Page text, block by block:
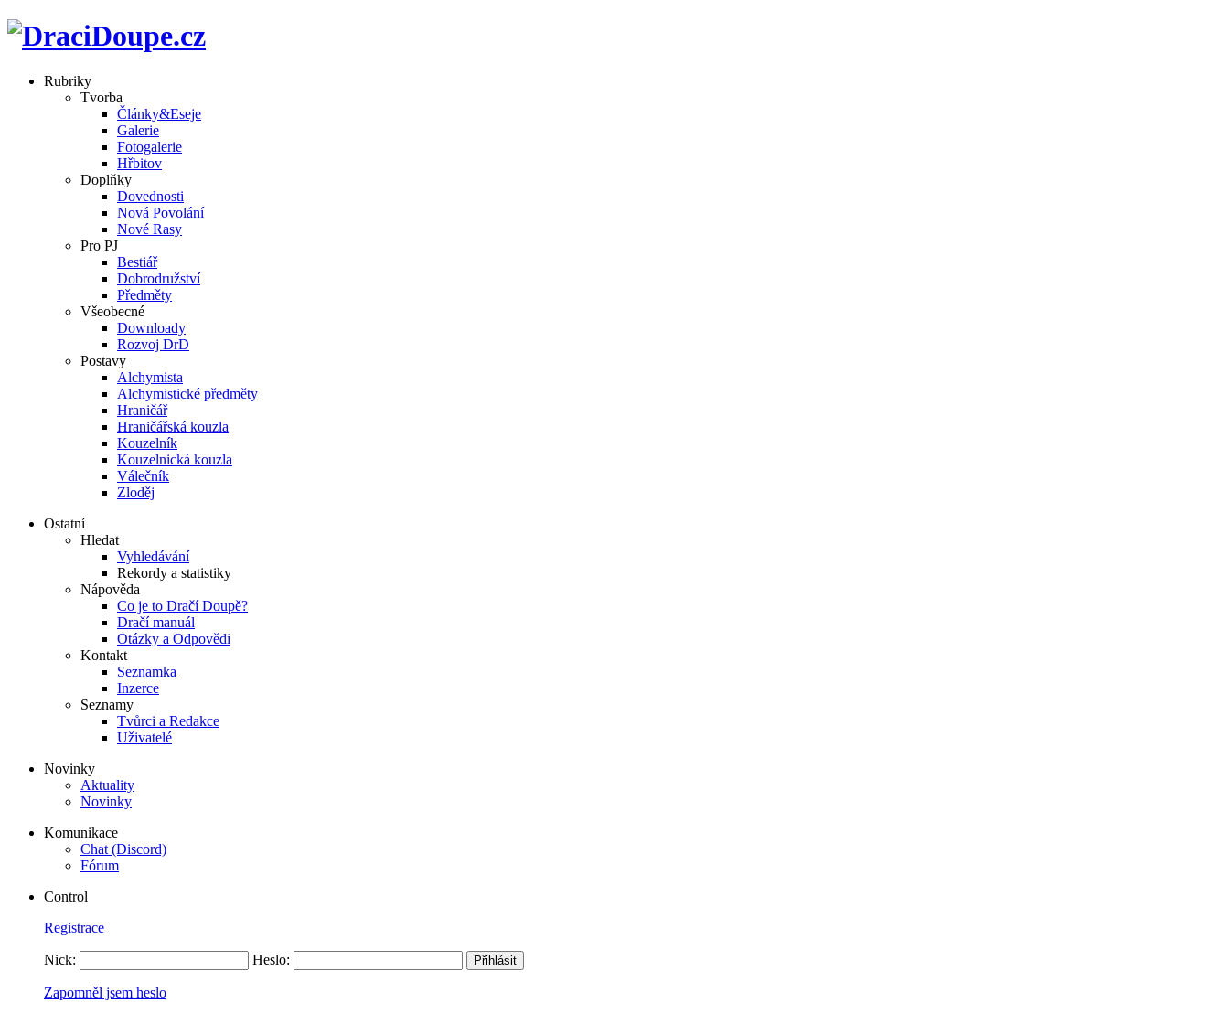
Rubriky
Tvorba
Články&Eseje
Galerie
Fotogalerie
Hřbitov
Doplňky
Dovednosti
Nová Povolání
Nové Rasy
Pro PJ
Bestiář
Dobrodružství
Předměty
Všeobecné
Downloady
Rozvoj DrD
Postavy
Alchymista
Alchymistické předměty
Hraničář
Hraničářská kouzla
Kouzelník
Kouzelnická kouzla
Válečník
Zloděj
Ostatní
Hledat
Vyhledávání
Rekordy a statistiky
Nápověda
Co je to Dračí Doupě?
Dračí manuál
Otázky a Odpovědi
Kontakt
Seznamka
Inzerce
Seznamy
Tvůrci a Redakce
Uživatelé
Novinky
Aktuality
Novinky
Komunikace
Chat (Discord)
Fórum
Control
Registrace
Nick: Heslo:
Zapomněl jsem heslo